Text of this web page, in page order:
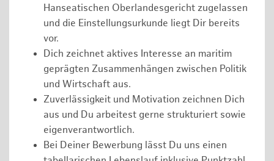
Hanseatischen Oberlandesgericht zugelassen
und die Einstellungsurkunde liegt Dir bereits
vor.
Dich zeichnet aktives Interesse an maritim
geprägten Zusammenhängen zwischen Politik
und Wirtschaft aus.
Zuverlässigkeit und Motivation zeichnen Dich
aus und Du arbeitest gerne strukturiert sowie
eigenverantwortlich.
Bei Deiner Bewerbung lässt Du uns einen